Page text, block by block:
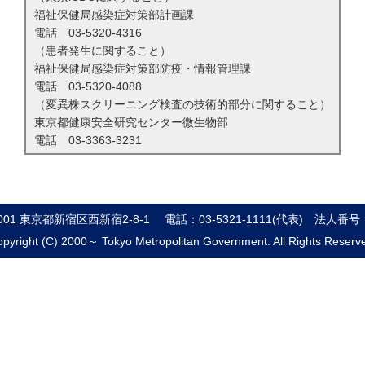
福祉保健局感染症対策部計画課
電話 03-5320-4316
（患者発生に関すること）
福祉保健局感染症対策部防疫・情報管理課
電話 03-5320-4088
（変異株スクリーニング検査の技術的部分に関すること）
東京都健康安全研究センター微生物部
電話 03-3363-3231
東京都新宿区西新宿2-8-1 電話：03-5321-1111(代表)
法人番号
(C) 2000～ Tokyo Metropolitan Government. All Rights